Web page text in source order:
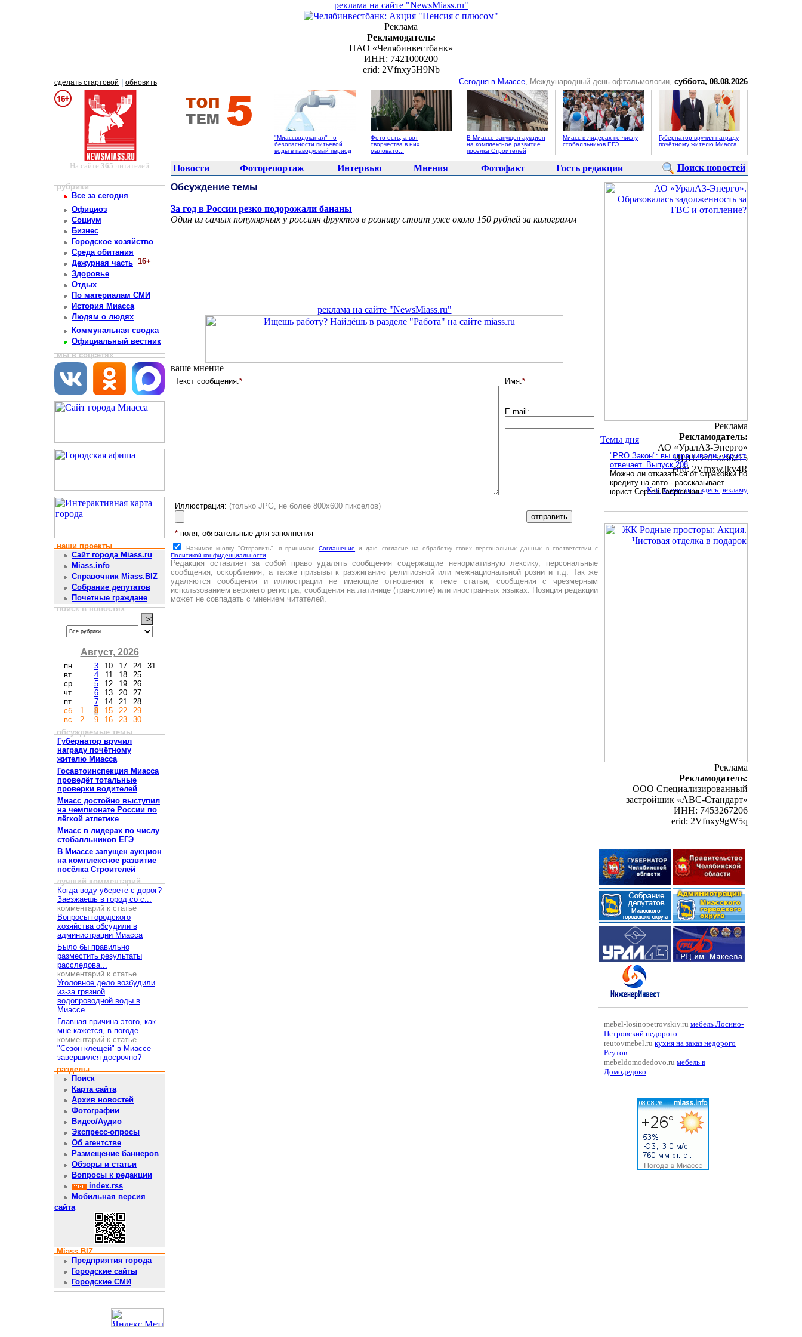
реклама на сайте "NewsMiass.ru"
Реклама
Рекламодатель:
ПАО «Челябинвестбанк»
ИНН: 7421000200
erid: 2Vfnxy5H9Nb
сделать стартовой обновить Сегодня в Миассе, Международный день офтальмологии, суббота, 08.08.2026
"Миассводоканал" - о
безопасности питьевой
воды в паводковый период
Фото есть, а вот
творчества в них
маловато...
В Миассе запущен аукцион
на комплексное развитие
посёлка Строителей
Миасс в лидерах по числу
стобалльников ЕГЭ
Губернатор вручил награду
почётному жителю Миасса
На сайте 365 читателей Новости Фоторепортаж Интервью Мнения Фотофакт Гость редакции Поиск новостей
рубрики
Все за сегодня
Официоз
Социум
Бизнес
Городское хозяйство
Среда обитания
Дежурная часть 16+
Здоровье
Отдых
По материалам СМИ
История Миасса
Людям о людях
Коммунальная сводка
Официальный вестник
мы в соцсетях
наши проекты
Сайт города Miass.ru
Miass.info
Справочник Miass.BIZ
Собрание депутатов
Почетные граждане
поиск в новостях
Август, 2026
пн
вт
ср
чт
пт
сб
вс
1
2
3
4
5
6
7
8
9
10
11
12
13
14
15
16
17
18
19
20
21
22
23
24
25
26
27
28
29
30
31
обсуждаемые темы
Губернатор вручил
награду почётному
жителю Миасса
Госавтоинспекция Миасса
проведёт тотальные
проверки водителей
Миасс достойно выступил
на чемпионате России по
лёгкой атлетике
Миасс в лидерах по числу
стобалльников ЕГЭ
В Миассе запущен аукцион
на комплексное развитие
посёлка Строителей
лучший комментарий
Когда воду уберете с дорог?
Заезжаешь в город со с...
комментарий к статье
Вопросы городского
хозяйства обсудили в
администрации Миасса
Было бы правильно
разместить результаты
расследова...
комментарий к статье
Уголовное дело возбудили
из-за грязной
водопроводной воды в
Миассе
Главная причина этого, как
мне кажется, в погоде....
комментарий к статье
"Сезон клещей" в Миассе
завершился досрочно?
разделы
Поиск
Карта сайта
Архив новостей
Фотографии
Видео/Аудио
Экспресс-опросы
Об агентстве
Размещение баннеров
Обзоры и статьи
Вопросы к редакции
index.rss
Мобильная версия
сайта
Miass.BIZ
Предприятия города
Городские сайты
Городские СМИ
Обсуждение темы
За год в России резко подорожали бананы
Один из самых популярных у россиян фруктов в розницу стоит уже около 150 рублей за килограмм
реклама на сайте "NewsMiass.ru"
ваше мнение
Текст сообщения:* Имя:*
E-mail:
Иллюстрация: (только JPG, не более 800х600 пикселов)
*поля, обязательные для заполнения
Нажимая кнопку "Отправить", я принимаюCоглашение и даю согласие на обработку своих персональных данных в соответствии с
Политикой конфиденциальности
Редакция оставляет за собой право удалять сообщения содержащие ненормативную лексику, персональные
сообщения, оскорбления, а также призывы к разжиганию религиозной или межнациональной розни и т.д. Так же
удаляются сообщения и иллюстрации не имеющие отношения к теме статьи, сообщения с чрезмерным
использованием верхнего регистра, сообщения на латинице (транслите) или иностранных языках. Позиция редакции
может не совпадать с мнением читателей.
Реклама
Рекламодатель:
АО «УралАЗ-Энерго»
ИНН: 7415036215
erid: 2VfnxwJkv4R
Как разместить здесь рекламу
Темы дня
"PRO Закон": вы спрашивали - юрист
отвечает. Выпуск 208
Можно ли отказаться от страховки по
кредиту на авто - рассказывает
юрист Сергей Гаврюшкин
Реклама
Рекламодатель:
ООО Специализированный
застройщик «АВС-Стандарт»
ИНН: 7453267206
erid: 2Vfnxy9gW5q
mebel-losinopetrovskiy.ru мебель Лосино-
Петровский недорого
reutovmebel.ru кухня на заказ недорого
Реутов
mebeldomodedovo.ru мебель в
Домодедово